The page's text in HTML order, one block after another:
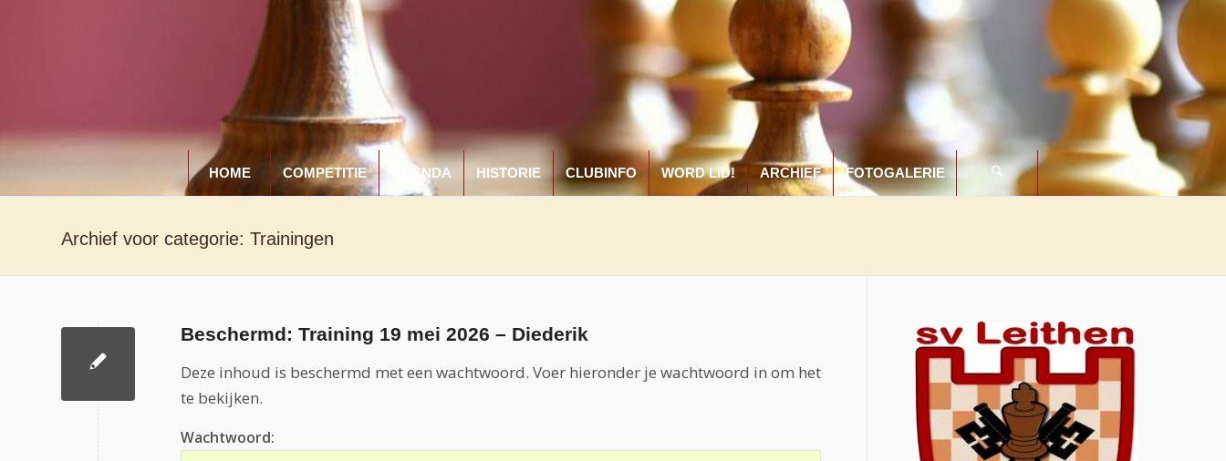
HOME COMPETITIE AGENDA HISTORIE CLUBINFO WORD LID! ARCHIEF FOTOGALERIE
Archief voor categorie: Trainingen
Beschermd: Training 19 mei 2026 – Diederik
Deze inhoud is beschermd met een wachtwoord. Voer hieronder je wachtwoord in om het
te bekijken.
Wachtwoord: